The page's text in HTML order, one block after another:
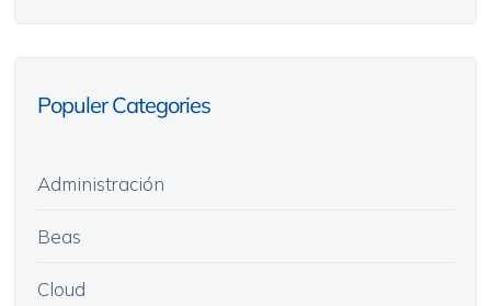
Populer Categories
Administración
Beas
Cloud